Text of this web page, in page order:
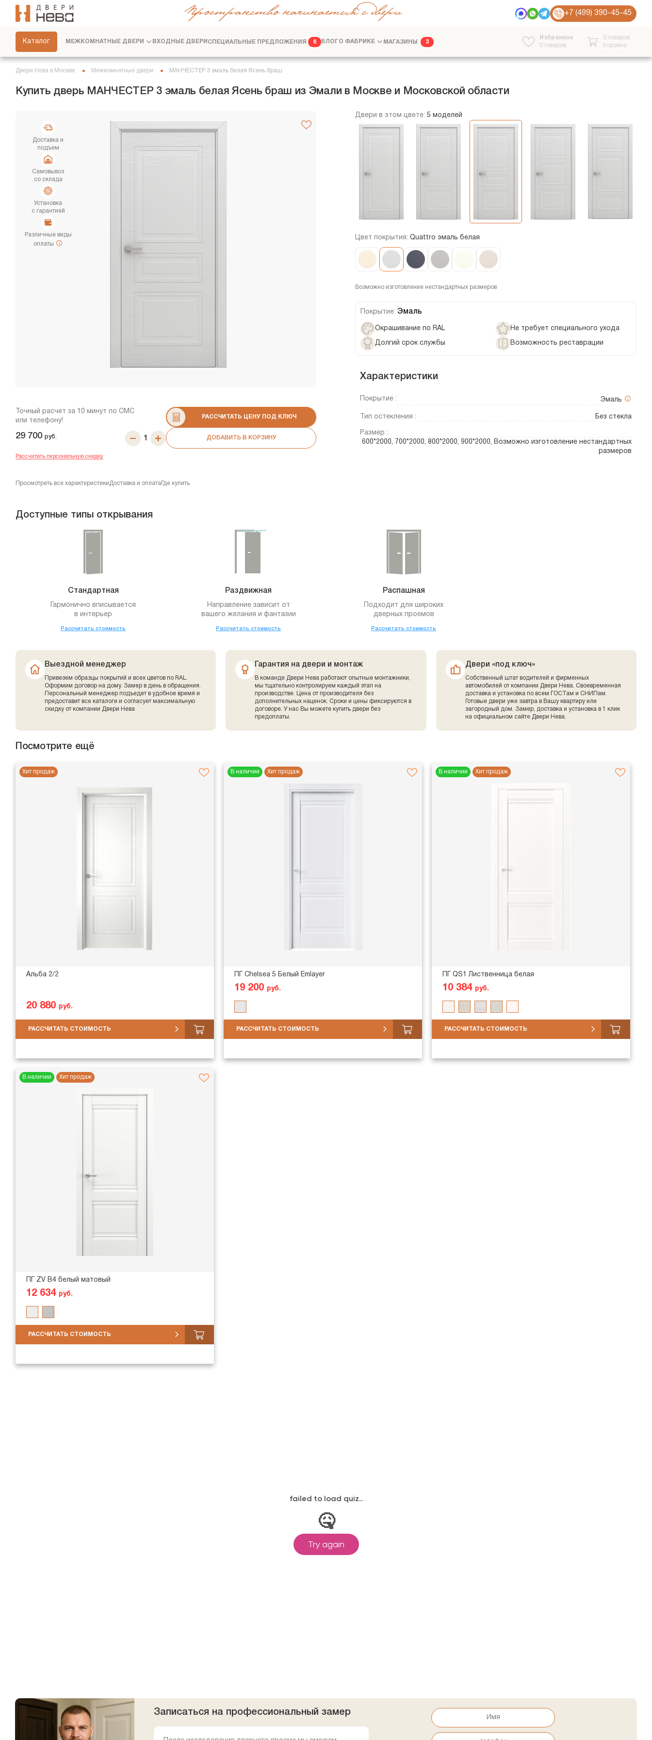
Пространство начинается с двери +7 (499) 390-45-45
Каталог
СКРЫТЫЕ ДВЕРИ
ДЕКОРАТИВНЫЕ РЕЙКИ
СЕРВИС
МЕЖКОМНАТНЫЕ ДВЕРИ ВХОДНЫЕ ДВЕРИ СПЕЦИАЛЬНЫЕ ПРЕДЛОЖЕНИЯ 6 БЛОГО ФАБРИКЕ
МАГАЗИНЫ 3
Избранное
0 товаров
0 товаров
Корзина
Двери Нева в Москве Межкомнатные двери МАНЧЕСТЕР 3 эмаль белая Ясень браш
Купить дверь МАНЧЕСТЕР 3 эмаль белая Ясень браш из Эмали в Москве и Московской области
Доставка и
подъем
Самовывоз
со склада
Установка
с гарантией
Различные виды
оплаты
Точный расчет за 10 минут по СМС
или телефону!
29 700 руб.
РАССЧИТАТЬ ЦЕНУ ПОД КЛЮЧ
ДОБАВИТЬ В КОРЗИНУ
Рассчитать персональную скидку
Просмотреть все характеристики Доставка и оплата Где купить
Двери в этом цвете: 5 моделей
Цвет покрытия: Quattro эмаль белая
Возможно изготовление нестандартных размеров
Покрытие: Эмаль
Окрашивание по RAL Не требует специального ухода
Долгий срок службы Возможность реставрации
Характеристики
Покрытие : Эмаль
Тип остекления : Без стекла
Размер :
600*2000, 700*2000, 800*2000, 900*2000, Возможно изготовление нестандартных
размеров
Доступные типы открывания
Стандартная
Гармонично вписывается
в интерьер
Рассчитать стоимость
Раздвижная
Направление зависит от
вашего желания и фантазии
Рассчитать стоимость
Распашная
Подходит для широких
дверных проемов
Рассчитать стоимость
Выездной менеджер
Привезем образцы покрытий и всех цветов по RAL.
Оформим договор на дому. Замер в день в обращения.
Персональный менеджер подъедет в удобное время и
предоставит все каталоги и согласует максимальную
скидку от компании Двери Нева
Гарантия на двери и монтаж
В команде Двери Нева работают опытные монтажники,
мы тщательно контролируем каждый этап на
производстве. Цена от производителя без
дополнительных наценок. Сроки и цены фиксируются в
договоре. У нас Вы можете купить двери без
предоплаты.
Двери «под ключ»
Собственный штат водителей и фирменных
автомобилей от компании Двери Нева. Своевременная
доставка и установка по всем ГОСТам и СНИПам.
Готовые двери уже завтра в Вашу квартиру или
загородный дом. Замер, доставка и установка в 1 клик
на официальном сайте Двери Нева.
Посмотрите ещё
Хит продаж
Альба 2/2
20 880 руб.
РАССЧИТАТЬ СТОИМОСТЬ
В наличии Хит продаж
ПГ Chelsea 5 Белый Emlayer
19 200 руб.
РАССЧИТАТЬ СТОИМОСТЬ
В наличии Хит продаж
ПГ QS1 Лиственница белая
10 384 руб.
РАССЧИТАТЬ СТОИМОСТЬ
В наличии Хит продаж
ПГ ZV В4 белый матовый
12 634 руб.
РАССЧИТАТЬ СТОИМОСТЬ
Записаться на профессиональный замер